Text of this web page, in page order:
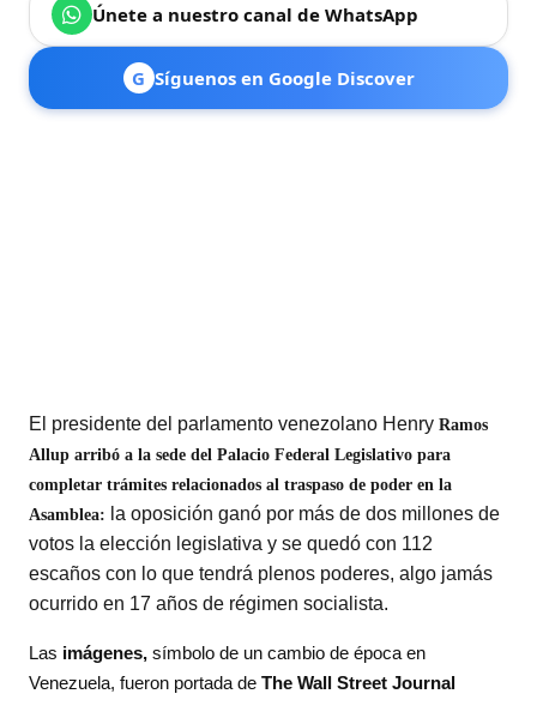
Únete a nuestro canal de WhatsApp
G Síguenos en Google Discover
El presidente del parlamento venezolano HenryRamos
Allup arribó a la sede del Palacio Federal Legislativo para
completar trámites relacionados al traspaso de poder en la
Asamblea: la oposición ganó por más de dos millones de
votos la elección legislativa y se quedó con 112
escaños con lo que tendrá plenos poderes, algo jamás
ocurrido en 17 años de régimen socialista.
Las imágenes,símbolo de un cambio de época en
Venezuela, fueron portada deThe Wall Street Journal